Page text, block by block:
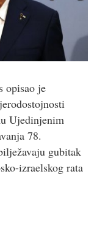
opisao je
Ujedinjenim
78.
gubitak
izraelskog rata